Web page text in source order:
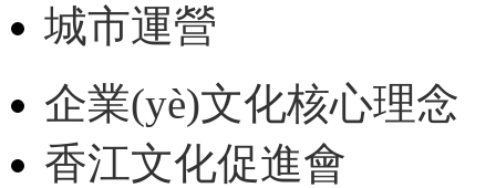
城市運營
企業(yè)文化核心理念
香江文化促進會